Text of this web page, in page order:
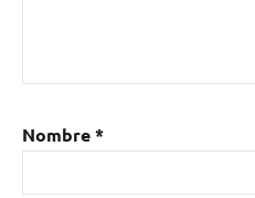
Nombre*